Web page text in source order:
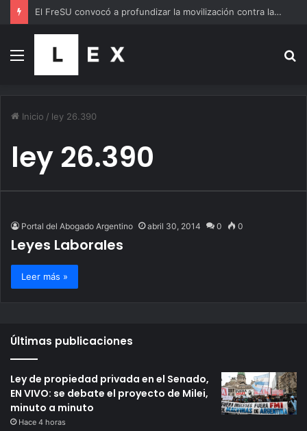
El FreSU convocó a profundizar la movilización contra las políticas de ajuste durante la marcha al Congreso en defensa de la soberanía
Menú
Inicio / ley 26.390
ley 26.390
Portal del Abogado Argentino abril 30, 2014 0 0
Leyes Laborales
Leer más »
Últimas publicaciones
Ley de propiedad privada en el Senado,
EN VIVO: se debate el proyecto de Milei,
minuto a minuto
Hace 4 horas